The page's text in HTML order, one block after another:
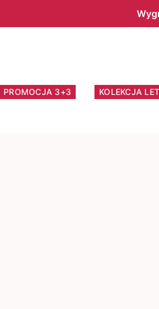
PROMOCJA 3+3 KOLEKCJA